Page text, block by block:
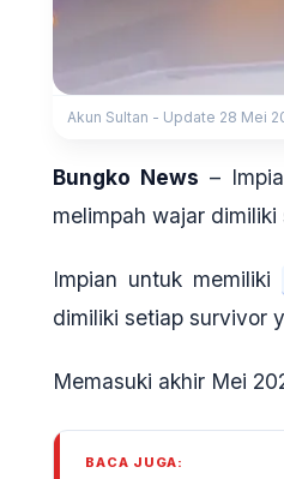
Akun Sultan - Update 28 Mei
Bungko News –
melimpah wajar
Impian untuk memiliki
dimiliki setiap survivor
Memasuki akhir Mei
BACA JUGA: